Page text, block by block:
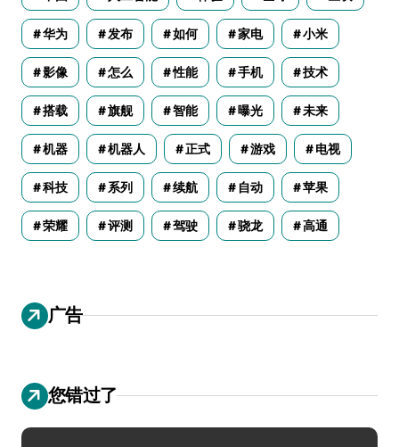
华为 发布 如何 家电 小米
影像 怎么 性能 手机 技术
搭载 旗舰 智能 曝光 未来
机器 机器人 正式 游戏 电视
科技 系列 续航 自动 苹果
荣耀 评测 驾驶 骁龙 高通
广告
您错过了